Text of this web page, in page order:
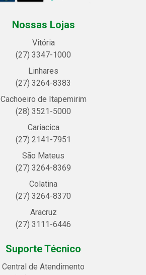
Nossas Lojas
Vitória
(27) 3347-1000
Linhares
(27) 3264-8383
Cachoeiro de Itapemirim
(28) 3521-5000
Cariacica
(27) 2141-7951
São Mateus
(27) 3264-8369
Colatina
(27) 3264-8370
Aracruz
(27) 3111-6446
Suporte Técnico
Central de Atendimento